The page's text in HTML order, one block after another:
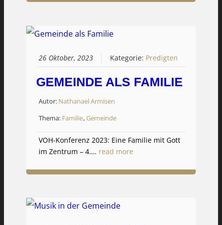
26 Oktober, 2023 Kategorie: Predigten
GEMEINDE ALS FAMILIE
Autor: Nathanael Armisen
Thema: Familie,Gemeinde
VOH-Konferenz 2023: Eine Familie mit Gott
im Zentrum – 4…. read more